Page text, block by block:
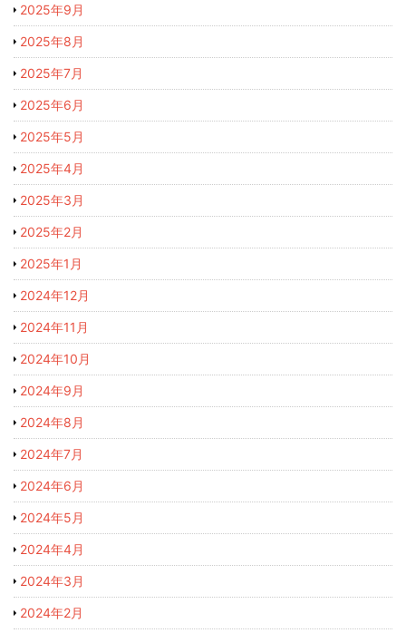
2025年9月
2025年8月
2025年7月
2025年6月
2025年5月
2025年4月
2025年3月
2025年2月
2025年1月
2024年12月
2024年11月
2024年10月
2024年9月
2024年8月
2024年7月
2024年6月
2024年5月
2024年4月
2024年3月
2024年2月